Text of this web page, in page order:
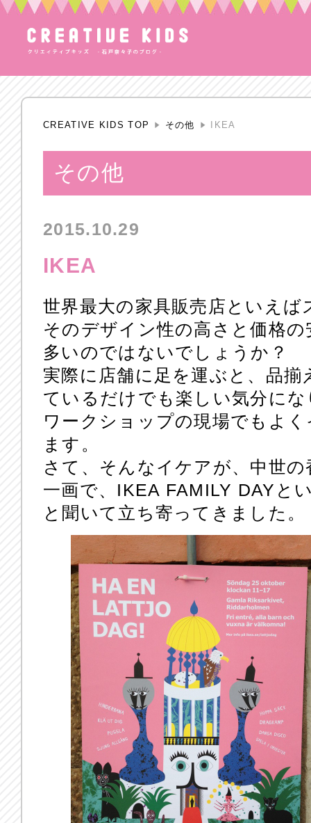
CREATIVE KIDS TOP その他 IKEA
その他
2015.10.29
IKEA
世界最大の家具販売店といえ
そのデザイン性の高さと価格
多いのではないでしょうか？
実際に店舗に足を運ぶと、品
ているだけでも楽しい気分に
ワークショップの現場でもよ
ます。
さて、そんなイケアが、中世
一画で、IKEA FAMILY DAYと
と聞いて立ち寄ってきました。